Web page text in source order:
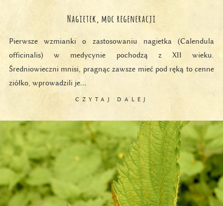
Nagietek, moc regeneracji
Pierwsze wzmianki o zastosowaniu nagietka (Calendula
officinalis) w medycynie pochodzą z XII wieku.
Średniowieczni mnisi, pragnąc zawsze mieć pod ręką to cenne
ziółko, wprowadzili je…
CZYTAJ DALEJ